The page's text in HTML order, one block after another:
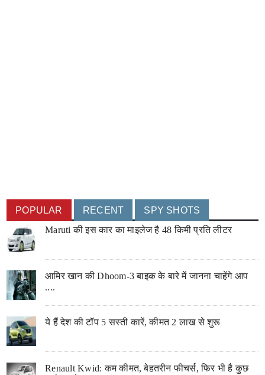
POPULAR RECENT
SPY SHOTS
Maruti की इस कार का माइलेज है 48 किमी प्रति लीटर
आमिर खान की Dhoom-3 बाइक के बारे में जानना चाहेंगे आप
....
ये हैं देश की टॉप 5 सस्ती कारें, कीमत 2 लाख से शुरू
Renault Kwid: कम कीमत, बेहतरीन फीचर्स, फिर भी है कुछ